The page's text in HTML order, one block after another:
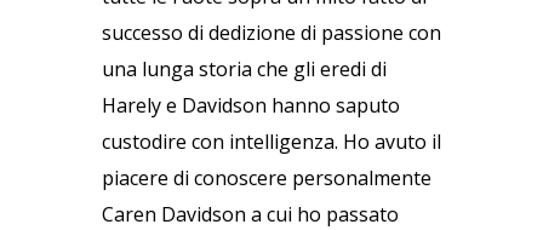
successo di dedizione di passione con
una lunga storia che gli eredi di
Harely e Davidson hanno saputo
custodire con intelligenza. Ho avuto il
piacere di conoscere personalmente
Caren Davidson a cui ho passato